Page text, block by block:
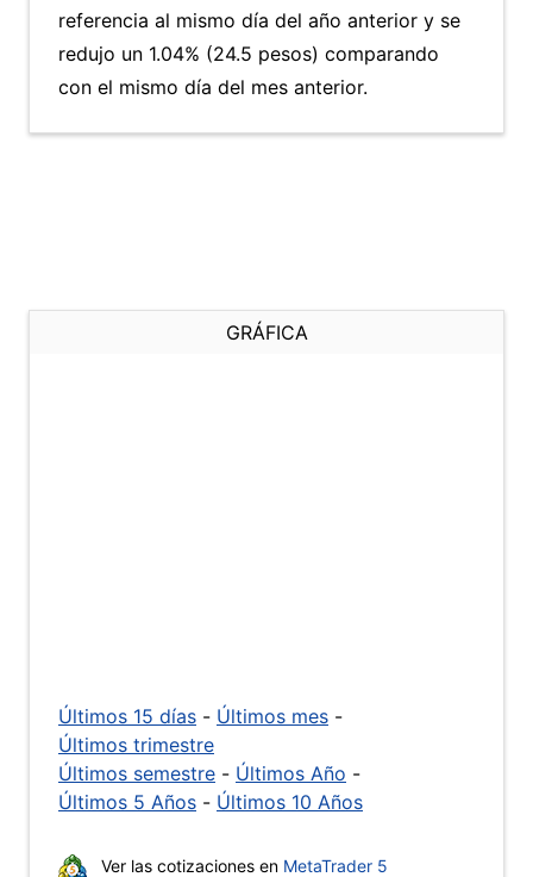
referencia al mismo día del año anterior y se
redujo un 1.04% (24.5 pesos) comparando
con el mismo día del mes anterior.
GRÁFICA
Últimos 15 días - Últimos mes -
Últimos trimestre
Últimos semestre - Últimos Año -
Últimos 5 Años - Últimos 10 Años
Ver las cotizaciones en MetaTrader 5